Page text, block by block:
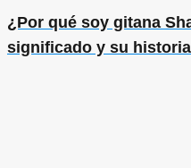
¿Por qué soy gitana
significado y su